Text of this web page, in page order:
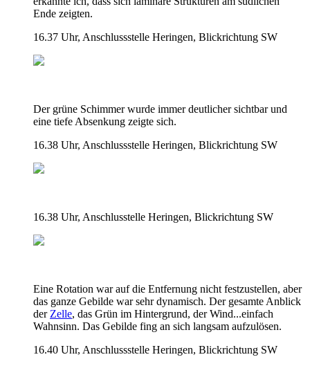
Ende zeigten.
16.37 Uhr, Anschlussstelle Heringen, Blickrichtung SW
Der grüne Schimmer wurde immer deutlicher sichtbar und
eine tiefe Absenkung zeigte sich.
16.38 Uhr, Anschlussstelle Heringen, Blickrichtung SW
16.38 Uhr, Anschlusstelle Heringen, Blickrichtung SW
Eine Rotation war auf die Entfernung nicht festzustellen, aber
das ganze Gebilde war sehr dynamisch. Der gesamte Anblick
der Zelle, das Grün im Hintergrund, der Wind...einfach
Wahnsinn. Das Gebilde fing an sich langsam aufzulösen.
16.40 Uhr, Anschlussstelle Heringen, Blickrichtung SW